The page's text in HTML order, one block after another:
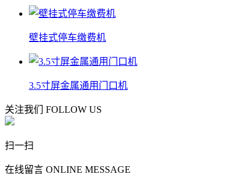
壁挂式停车缴费机
3.5寸屏金属通用门口机
关注我们 FOLLOW US
扫一扫
在线留言 ONLINE MESSAGE